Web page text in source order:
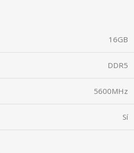
16GB
DDR5
5600MHz
Sí